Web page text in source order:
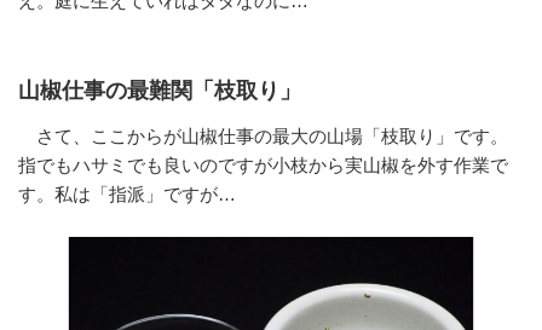
山椒仕事の最難関「枝取り」
さて、ここからが山椒仕事の最大の山場「枝取り」です。
指でもハサミでも良いのですが小枝から実山椒を外す作業で
す。私は「指派」ですが…